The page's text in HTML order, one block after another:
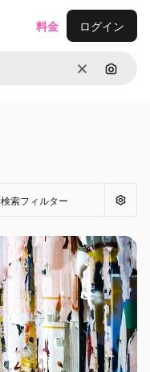
消去 画像で
料金 ログイン
検索フィルター